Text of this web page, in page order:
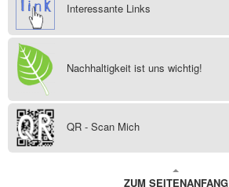
Interessante Links
Nachhaltigkeit ist uns wichtig!
QR - Scan Mich
ZUM SEITENANFANG